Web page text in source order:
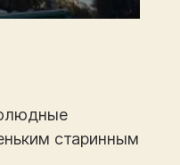
старинным